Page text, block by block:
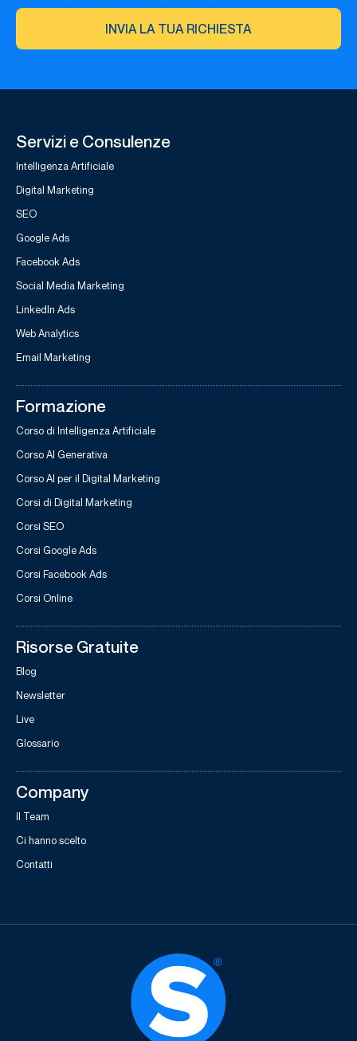
INVIA LA TUA RICHIESTA
Servizi e Consulenze
Intelligenza Artificiale
Digital Marketing
SEO
Google Ads
Facebook Ads
Social Media Marketing
LinkedIn Ads
Web Analytics
Email Marketing
Formazione
Corso di Intelligenza Artificiale
Corso AI Generativa
Corso AI per il Digital Marketing
Corsi di Digital Marketing
Corsi SEO
Corsi Google Ads
Corsi Facebook Ads
Corsi Online
Risorse Gratuite
Blog
Newsletter
Live
Glossario
Company
Il Team
Ci hanno scelto
Contatti